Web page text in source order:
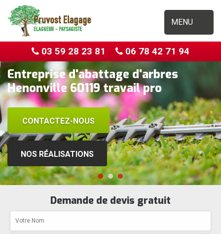
MENU
03 59 28 23 81 06 78 42 71 94
Entreprise d'abattage d'arbres
Henonville 60119 travail pro
CONTACTEZ-NOUS
NOS RÉALISATIONS
Demande de devis gratuit